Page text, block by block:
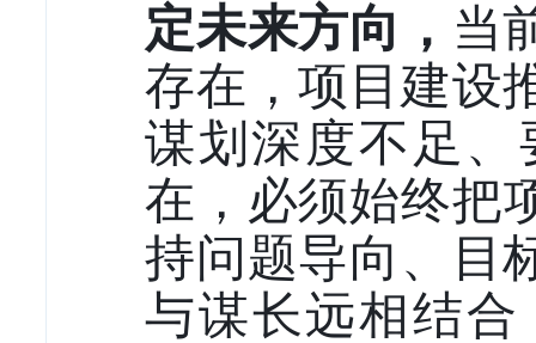
定未来方向， 当
存在，项目建设
谋划深度不足
在 ， 必须始终把
持问题导向、目
与谋长远相结